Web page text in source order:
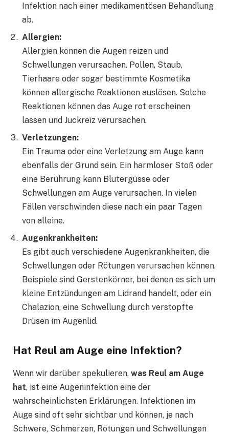
Infektion nach einer medikamentösen Behandlung
ab.
Allergien:
Allergien können die Augen reizen und
Schwellungen verursachen. Pollen, Staub,
Tierhaare oder sogar bestimmte Kosmetika
können allergische Reaktionen auslösen. Solche
Reaktionen können das Auge rot erscheinen
lassen und Juckreiz verursachen.
Verletzungen:
Ein Trauma oder eine Verletzung am Auge kann
ebenfalls der Grund sein. Ein harmloser Stoß oder
eine Berührung kann Blutergüsse oder
Schwellungen am Auge verursachen. In vielen
Fällen verschwinden diese nach ein paar Tagen
von alleine.
Augenkrankheiten:
Es gibt auch verschiedene Augenkrankheiten, die
Schwellungen oder Rötungen verursachen können.
Beispiele sind Gerstenkörner, bei denen es sich um
kleine Entzündungen am Lidrand handelt, oder ein
Chalazion, eine Schwellung durch verstopfte
Drüsen im Augenlid.
Hat Reul am Auge eine Infektion?
Wenn wir darüber spekulieren, was Reul am Auge
hat, ist eine Augeninfektion eine der
wahrscheinlichsten Erklärungen. Infektionen im
Auge sind oft sehr sichtbar und können, je nach
Schwere, Schmerzen, Rötungen und Schwellungen